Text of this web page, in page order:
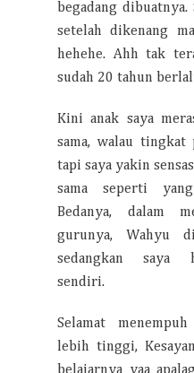
begadang
setelah dikenang
hehehe. Ahh tak
sudah 20 tahun
Kini anak saya
sama, walau tingkat
tapi saya yakin
sama seperti
Bedanya, dalam
gurunya, Wahyu
sedangkan saya
sendiri.
Selamat
lebih tinggi,